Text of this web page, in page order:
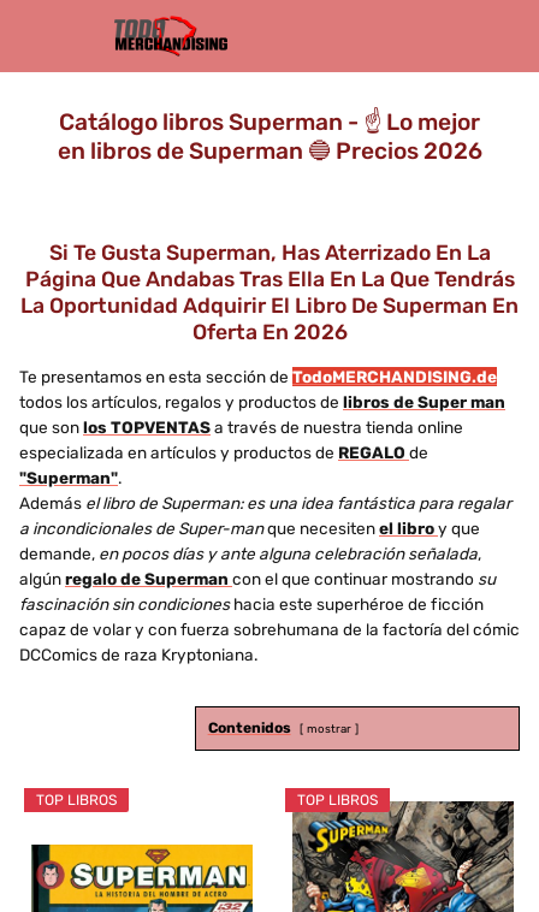
Catálogo libros Superman - ☝️ Lo mejor
en libros de Superman 🔵 Precios 2026
Si Te Gusta Superman, Has Aterrizado En La
Página Que Andabas Tras Ella En La Que Tendrás
La Oportunidad Adquirir El Libro De Superman En
Oferta En 2026
Te presentamos en esta sección de TodoMERCHANDISING.de
todos los artículos, regalos y productos de libros de Super man
que sonlos TOPVENTASa través de nuestra tienda online
especializada en artículos y productos de REGALO de
"Superman".
Además el libro de Superman: es una idea fantástica para regalar
a incondicionales de Super-manque necesitenel libroy que
demande, en pocos días y ante alguna celebración señalada,
algúnregalo de Superman con el que continuar mostrando su
fascinación sin condicioneshacia este superhéroe de ficción
capaz de volar y con fuerza sobrehumana de la factoría del cómic
DCComics de raza Kryptoniana.
Contenidos mostrar
TOP LIBROS TOP LIBROS